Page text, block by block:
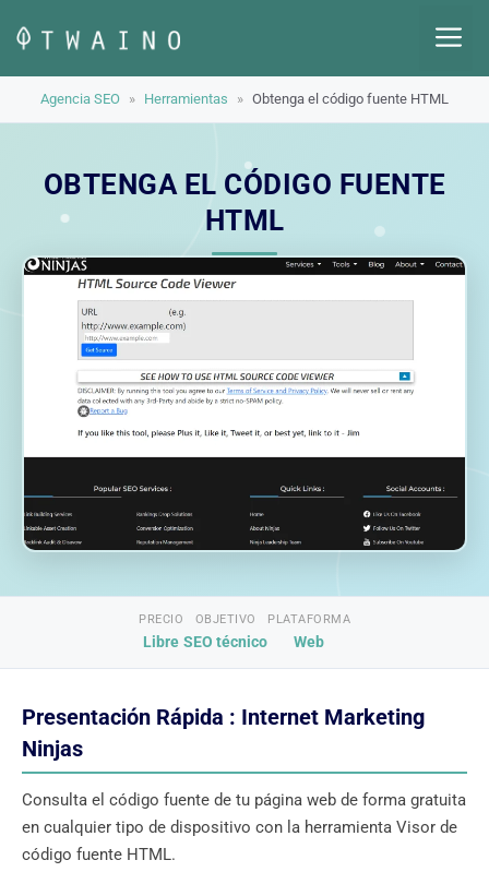
contenido
Agencia SEO » Herramientas » Obtenga el código fuente HTML
OBTENGA EL CÓDIGO FUENTE
HTML
PRECIO
Libre
OBJETIVO
SEO técnico
PLATAFORMA
Web
Presentación Rápida : Internet Marketing
Ninjas
Consulta el código fuente de tu página web de forma gratuita
en cualquier tipo de dispositivo con la herramienta Visor de
código fuente HTML.